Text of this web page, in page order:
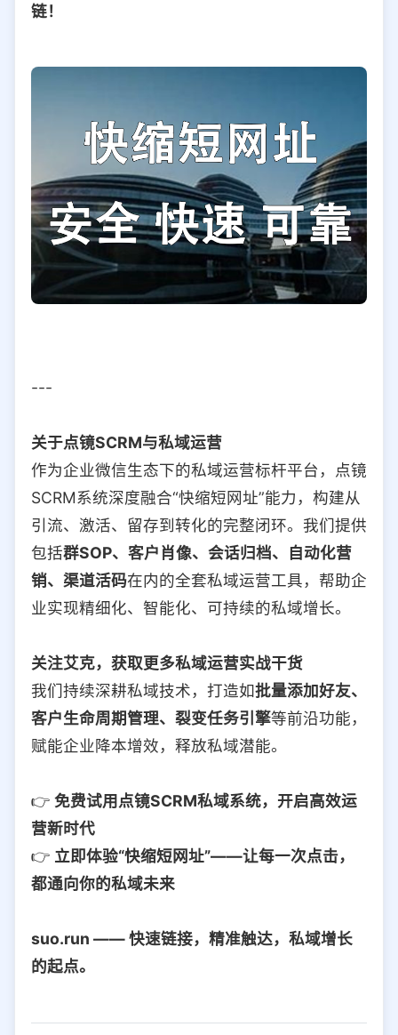
链！
---
关于点镜SCRM与私域运营
作为企业微信生态下的私域运营标杆平台，点镜
SCRM系统深度融合“快缩短网址”能力，构建从
引流、激活、留存到转化的完整闭环。我们提供
包括群SOP、客户肖像、会话归档、自动化营
销、渠道活码在内的全套私域运营工具，帮助企
业实现精细化、智能化、可持续的私域增长。
关注艾克，获取更多私域运营实战干货
我们持续深耕私域技术，打造如批量添加好友、
客户生命周期管理、裂变任务引擎等前沿功能，
赋能企业降本增效，释放私域潜能。
👉 免费试用点镜SCRM私域系统，开启高效运
营新时代
👉 立即体验“快缩短网址”——让每一次点击，
都通向你的私域未来
suo.run —— 快速链接，精准触达，私域增长
的起点。